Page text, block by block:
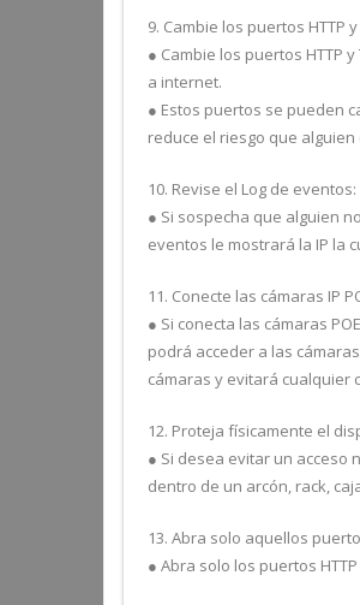
9. Cambie los puertos HTTP
● Cambie los puertos HTTP
a internet.
● Estos puertos se pueden
reduce el riesgo que
10. Revise el Log de eventos:
● Si sospecha que alguien
eventos le mostrará la IP la
11. Conecte las cámaras IP
● Si conecta las cámaras
podrá acceder a las
cámaras y evitará cualquier
12. Proteja físicamente el
● Si desea evitar un acceso
dentro de un arcón, rack,
13. Abra solo aquellos
● Abra solo los puertos